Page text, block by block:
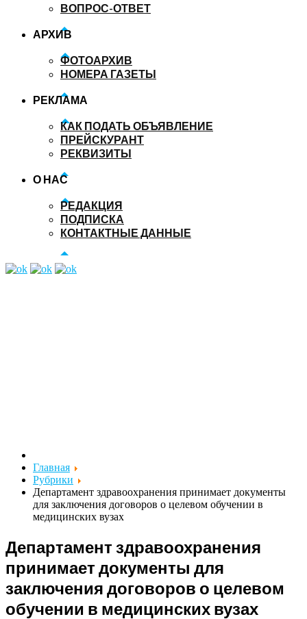
ВОПРОС-ОТВЕТ
АРХИВ
ФОТОАРХИВ
НОМЕРА ГАЗЕТЫ
РЕКЛАМА
КАК ПОДАТЬ ОБЪЯВЛЕНИЕ
ПРЕЙСКУРАНТ
РЕКВИЗИТЫ
О НАС
РЕДАКЦИЯ
ПОДПИСКА
КОНТАКТНЫЕ ДАННЫЕ
Главная
Рубрики
Департамент здравоохранения принимает документы
для заключения договоров о целевом обучении в
медицинских вузах
Департамент здравоохранения
принимает документы для
заключения договоров о целевом
обучении в медицинских вузах